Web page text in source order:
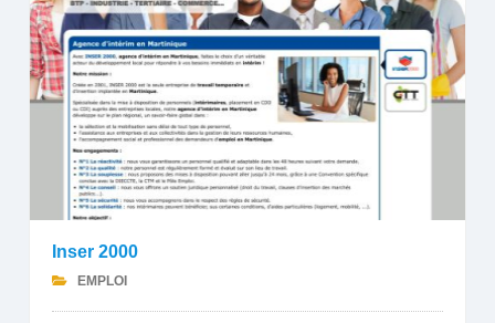
Inser 2000
EMPLOI